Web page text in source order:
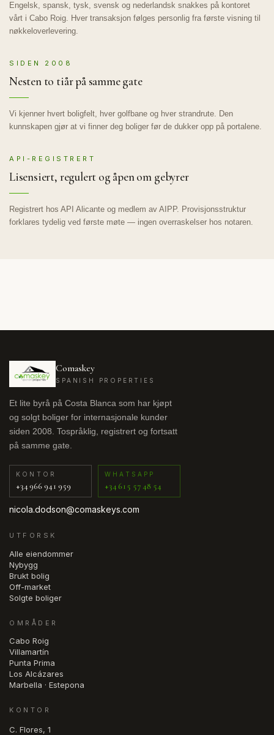
Engelsk, spansk, tysk, svensk og nederlandsk snakkes på kontoret
vårt i Cabo Roig. Hver transaksjon følges personlig fra første visning til
nøkkeloverlevering.
SIDEN 2008
Nesten to tiår på samme gate
Vi kjenner hvert boligfelt, hver golfbane og hver strandrute. Den
kunnskapen gjør at vi finner deg boliger før de dukker opp på portalene.
API-REGISTRERT
Lisensiert, regulert og åpen om gebyrer
Registrert hos API Alicante og medlem av AIPP. Provisjonsstruktur
forklares tydelig ved første møte — ingen overraskelser hos notaren.
Comaskey
SPANISH PROPERTIES
Et lite byrå på Costa Blanca som har kjøpt
og solgt boliger for internasjonale kunder
siden 2008. Tospråklig, registrert og fortsatt
på samme gate.
KONTOR
+34 966 941 959
WHATSAPP
+34 615 57 48 54
nicola.dodson@comaskeys.com
UTFORSK
Alle eiendommer
Nybygg
Brukt bolig
Off-market
Solgte boliger
OMRÅDER
Cabo Roig
Villamartín
Punta Prima
Los Alcázares
Marbella · Estepona
KONTOR
C. Flores, 1